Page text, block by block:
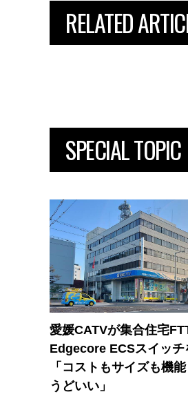
RELATED
SPECIAL TOPIC
愛媛CATVが集合住宅
Edgecore ECSスイッチ
「コストもサイズも機
うどいい」